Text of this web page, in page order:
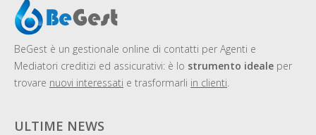
BeGest è un gestionale online di contatti per Agenti e
Mediatori creditizi ed assicurativi: è lo strumento ideale per
trovare nuovi interessati e trasformarli in clienti
ULTIME NEWS